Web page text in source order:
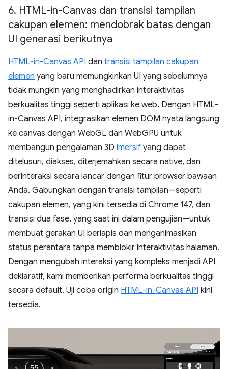
6. HTML-in-Canvas dan transisi tampilan
cakupan elemen: mendobrak batas dengan
UI generasi berikutnya
HTML-in-Canvas API dan transisi tampilan cakupan
elemen yang baru memungkinkan UI yang sebelumnya
tidak mungkin yang menghadirkan interaktivitas
berkualitas tinggi seperti aplikasi ke web. Dengan HTML-
in-Canvas API, integrasikan elemen DOM nyata langsung
ke canvas dengan WebGL dan WebGPU untuk
membangun pengalaman 3D imersif yang dapat
ditelusuri, diakses, diterjemahkan secara native, dan
berinteraksi secara lancar dengan fitur browser bawaan
Anda. Gabungkan dengan transisi tampilan—seperti
cakupan elemen, yang kini tersedia di Chrome 147, dan
transisi dua fase, yang saat ini dalam pengujian—untuk
membuat gerakan UI berlapis dan menganimasikan
status perantara tanpa memblokir interaktivitas halaman.
Dengan mengubah interaksi yang kompleks menjadi API
deklaratif, kami memberikan performa berkualitas tinggi
secara default. Uji coba origin HTML-in-Canvas API kini
tersedia.